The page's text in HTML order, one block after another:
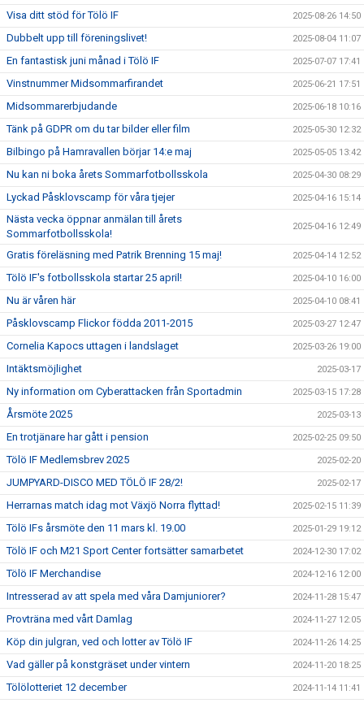
Visa ditt stöd för Tölö IF 2025-08-26 14:50
Dubbelt upp till föreningslivet! 2025-08-04 11:07
En fantastisk juni månad i Tölö IF 2025-07-07 17:41
Vinstnummer Midsommarfirandet 2025-06-21 17:51
Midsommarerbjudande 2025-06-18 10:16
Tänk på GDPR om du tar bilder eller film 2025-05-30 12:32
Bilbingo på Hamravallen börjar 14:e maj 2025-05-05 13:42
Nu kan ni boka årets Sommarfotbollsskola 2025-04-30 08:29
Lyckad Påsklovscamp för våra tjejer 2025-04-16 15:14
Nästa vecka öppnar anmälan till årets
Sommarfotbollsskola!
2025-04-16 12:49
Gratis föreläsning med Patrik Brenning 15 maj! 2025-04-14 12:52
Tölö IF's fotbollsskola startar 25 april! 2025-04-10 16:00
Nu är våren här 2025-04-10 08:41
Påsklovscamp Flickor födda 2011-2015 2025-03-27 12:47
Cornelia Kapocs uttagen i landslaget 2025-03-26 19:00
Intäktsmöjlighet 2025-03-17
Ny information om Cyberattacken från Sportadmin 2025-03-15 17:28
Årsmöte 2025 2025-03-13
En trotjänare har gått i pension 2025-02-25 09:50
Tölö IF Medlemsbrev 2025 2025-02-20
JUMPYARD-DISCO MED TÖLÖ IF 28/2! 2025-02-17
Herrarnas match idag mot Växjö Norra flyttad! 2025-02-15 11:39
Tölö IFs årsmöte den 11 mars kl. 19.00 2025-01-29 19:12
Tölö IF och M21 Sport Center fortsätter samarbetet 2024-12-30 17:02
Tölö IF Merchandise 2024-12-16 12:00
Intresserad av att spela med våra Damjuniorer? 2024-11-28 15:47
Provträna med vårt Damlag 2024-11-27 12:05
Köp din julgran, ved och lotter av Tölö IF 2024-11-26 14:25
Vad gäller på konstgräset under vintern 2024-11-20 18:25
Tölölotteriet 12 december 2024-11-14 11:41